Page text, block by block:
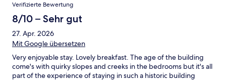
Verifizierte Bewertung
8/10 – Sehr gut
27. Apr. 2026
Mit Google übersetzen
Very enjoyable stay. Lovely breakfast. The age of the building
come's with quirky slopes and creeks in the bedrooms but it's all
part of the experience of staying in such a historic building